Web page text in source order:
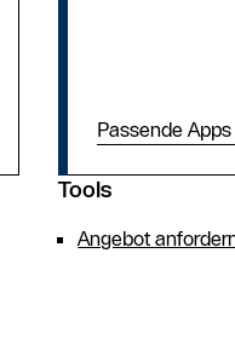
Passende
Tools
Angebot